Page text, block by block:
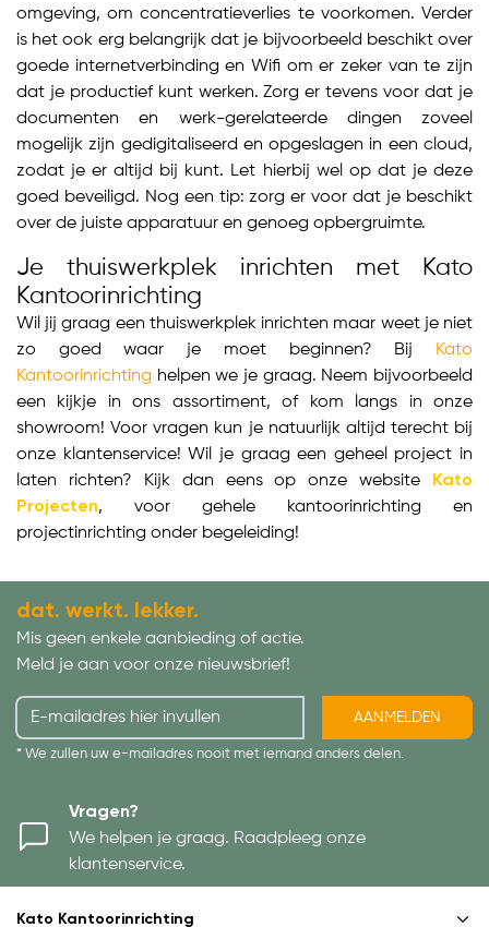
omgeving, om concentratieverlies te voorkomen. Verder
is het ook erg belangrijk dat je bijvoorbeeld beschikt over
goede internetverbinding en Wifi om er zeker van te zijn
dat je productief kunt werken. Zorg er tevens voor dat je
documenten en werk-gerelateerde dingen zoveel
mogelijk zijn gedigitaliseerd en opgeslagen in een cloud,
zodat je er altijd bij kunt. Let hierbij wel op dat je deze
goed beveiligd. Nog een tip: zorg er voor dat je beschikt
over de juiste apparatuur en genoeg opbergruimte.
Je thuiswerkplek inrichten met Kato
Kantoorinrichting
Wil jij graag een thuiswerkplek inrichten maar weet je niet
zo goed waar je moet beginnen? Bij Kato
Kantoorinrichting helpen we je graag. Neem bijvoorbeeld
een kijkje in ons assortiment, of kom langs in onze
showroom! Voor vragen kun je natuurlijk altijd terecht bij
onze klantenservice! Wil je graag een geheel project in
laten richten? Kijk dan eens op onze website Kato
Projecten, voor gehele kantoorinrichting en
projectinrichting onder begeleiding!
dat. werkt. lekker.
Mis geen enkele aanbieding of actie.
Meld je aan voor onze nieuwsbrief!
AANMELDEN
* We zullen uw e-mailadres nooit met iemand anders delen.
Vragen?
We helpen je graag. Raadpleeg onze
klantenservice.
Kato Kantoorinrichting